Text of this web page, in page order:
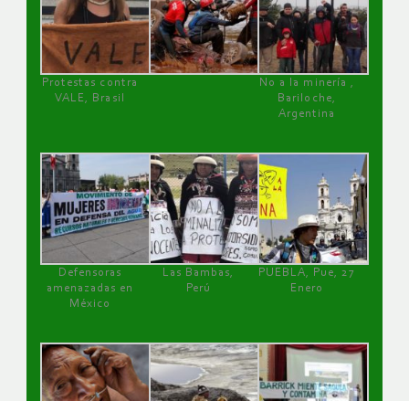
Protestas contra
VALE, Brasil
No a la minería ,
Bariloche,
Argentina
Defensoras
amenazadas en
México
Las Bambas,
Perú
PUEBLA, Pue, 27
Enero